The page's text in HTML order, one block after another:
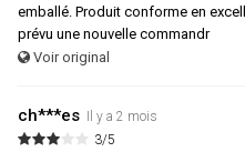
emballé. Produit conforme en
prévu une nouvelle commandr
Voir original
ch***es
Il y a 2 mois
3/5